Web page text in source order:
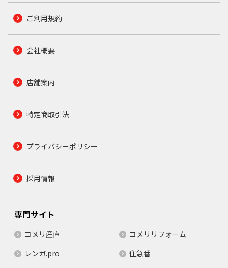
ご利用規約
会社概要
店舗案内
特定商取引法
プライバシーポリシー
採用情報
専門サイト
コメリ産直
コメリリフォーム
レンガ.pro
住急番